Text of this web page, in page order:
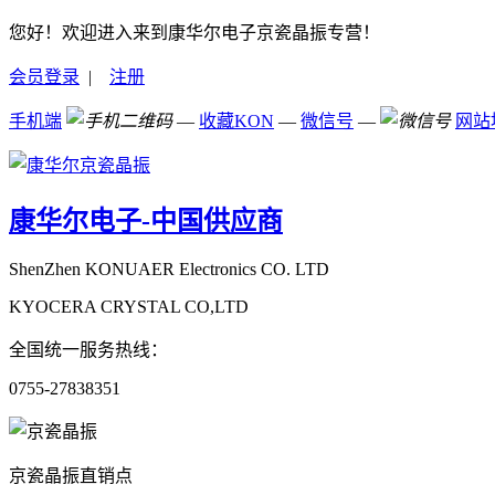
您好！欢迎进入来到康华尔电子京瓷晶振专营！
会员登录 | 注册
手机端 — 收藏KON — 微信号 — 网
康华尔电子-中国供应商
ShenZhen KONUAER Electronics CO. LTD
KYOCERA CRYSTAL CO,LTD
全国统一服务热线：
0755-27838351
京瓷晶振直销点